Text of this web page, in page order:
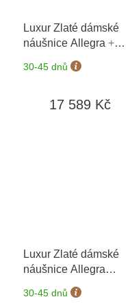
Luxur Zlaté dámské
náušnice Allegra +
možnost výměny do 90
dní
30-45 dnů
17 589 Kč
Luxur Zlaté dámské
náušnice Allegra
3834555-5-0-93
možnost výměny do 90
30-45 dnů